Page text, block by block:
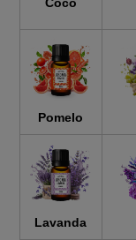
Pomelo
Lavanda